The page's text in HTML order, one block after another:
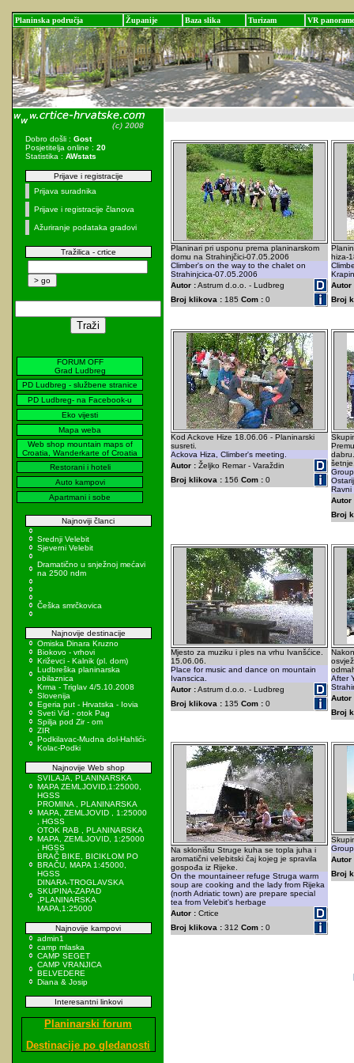
Planinska područja Županije Baza slika Turizam VR panorame
Dobro došli : Gost
Posjetitelja online : 20
Statistika : AWstats
Prijave i registracije
Prijava suradnika
Prijave i registracije članova
Ažuriranje podataka gradovi
Tražilica - crtice
FORUM OFF
Grad Ludbreg
PD Ludbreg - službene stranice
PD Ludbreg- na Facebook-u
Eko vijesti
Mapa weba
Web shop mountain maps of
Croatia, Wanderkarte of Croatia
Restorani i hoteli
Auto kampovi
Apartmani i sobe
Najnoviji članci
Srednji Velebit
Sjeverni Velebit
Dramatično u snježnoj mećavi
na 2500 ndm
Češka smrčkovica
Najnovije destinacije
Omiska Dinara Kruzno
Biokovo - vrhovi
Križevci - Kalnik (pl. dom)
Ludbreška planinarska
obilaznica
Krma - Triglav 4/5.10.2008
Slovenija
Egeria put - Hrvatska - Iovia
Sveti Vid - otok Pag
Spilja pod Zir - om
ZIR
Podkilavac-Mudna dol-Hahlići-
Kolac-Podki
Najnovije Web shop
SVILAJA, PLANINARSKA
MAPA ZEMLJOVID,1:25000,
HGSS
PROMINA , PLANINARSKA
MAPA, ZEMLJOVID , 1:25000
, HGSS
OTOK RAB , PLANINARSKA
MAPA, ZEMLJOVID, 1:25000
, HGSS
BRAČ BIKE, BICIKLOM PO
BRAČU, MAPA 1:45000,
HGSS
DINARA-TROGLAVSKA
SKUPINA-ZAPAD
,PLANINARSKA
MAPA,1:25000
Najnovije kampovi
admin1
camp mlaska
CAMP SEGET
CAMP VRANJICA
BELVEDERE
Diana & Josip
Interesantni linkovi
Planinarski forum
Destinacije po gledanosti
Planinari pri usponu prema planinarskom
domu na Strahinjčici-07.05.2006
Climber's on the way to the chalet on
Strahinjcica-07.05.2006
Autor :Astrum d.o.o. - Ludbreg
Broj klikova : 185 Com : 0
hiza-
Autor
Broj
Kod Ackove Hize 18.06.06 - Planinarski
susreti.
Ackova Hiza, Climber's meeting.
Autor : Željko Remar - Varaždin
Broj klikova : 156 Com : 0
Ravni
Autor
Broj
Mjesto za muziku i ples na vrhu Ivanšćice.
15.06.06.
Place for music and dance on mountain
Ivanscica.
Autor :Astrum d.o.o. - Ludbreg
Broj klikova : 135 Com : 0
After
Autor
Broj
Na skloništu Struge kuha se topla juha i
aromatični velebitski čaj kojeg je spravila
gospođa iz Rijeke.
On the mountaineer refuge Struga warm
soup are cooking and the lady from Rijeka
(north Adriatic town) are prepare special
tea from Velebit's herbage
Autor : Crtice
Broj klikova : 312 Com : 0
Autor
Broj